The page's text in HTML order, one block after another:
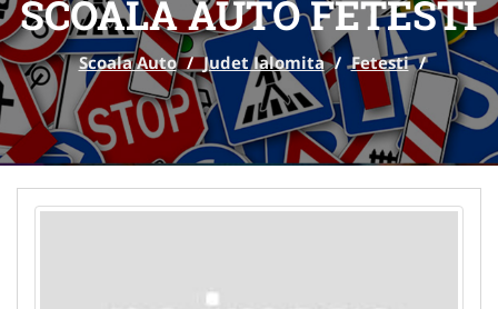
SCOALA AUTO FETESTI
Scoala Auto / Judet Ialomita / Fetesti /